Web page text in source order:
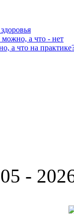
а что - нет
а что на
-